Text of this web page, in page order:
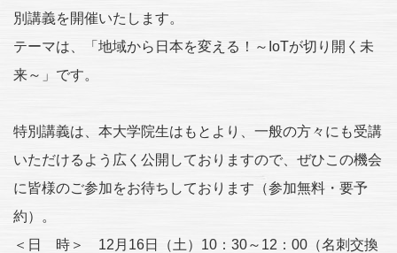
別講義を開催いたします。
テーマは、「地域から日本を変える！～IoTが切り開く未
来～」です。
特別講義は、本大学院生はもとより、一般の方々にも受講
いただけるよう広く公開しておりますので、ぜひこの機会
に皆様のご参加をお待ちしております（参加無料・要予
約）。
＜日 時＞ 12月16日（土）10：30～12：00（名刺交換